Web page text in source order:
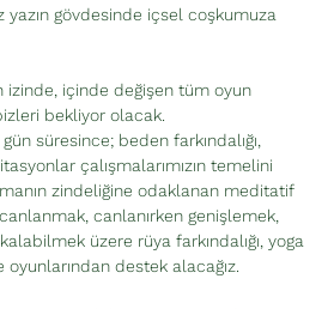
yazın gövdesinde içsel coşkumuza
izinde, içinde değişen tüm oyun
bekliyor olacak.
süresince; beden farkındalığı,
çalışmalarımızın temelini
zindeliğine odaklanan meditatif
canlanırken genişlemek,
üzere rüya farkındalığı, yoga
destek alacağız.